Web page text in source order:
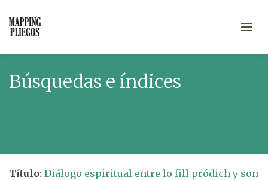
Búsquedas e índices
Título: Diálogo espiritual entre lo fill pródich y son